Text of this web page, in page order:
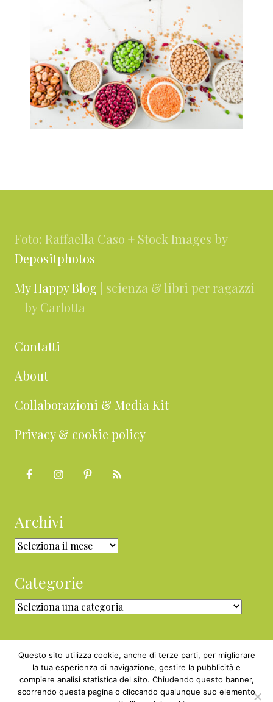
Foto: Raffaella Caso + Stock Images by
Depositphotos
My Happy Blog | scienza & libri per ragazzi
– by Carlotta
Contatti
About
Collaborazioni & Media Kit
Privacy & cookie policy
Archivi
Archivi
Categorie
Categorie
Copyright © 2010 - 2026 BabyGreen™ ·
Questo sito utilizza cookie, anche di terze parti, per migliorare
la tua esperienza di navigazione, gestire la pubblicità e
compiere analisi statistica del sito. Chiudendo questo banner,
scorrendo questa pagina o cliccando qualunque suo elemento